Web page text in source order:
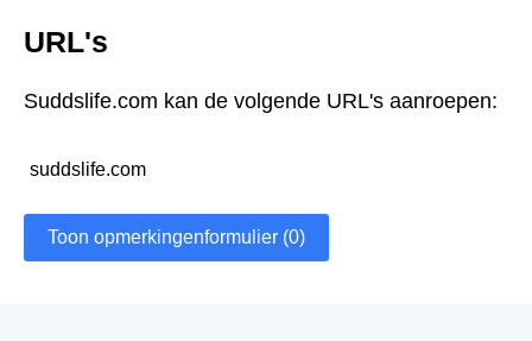
URL's
Suddslife.com kan de volgende URL's aanroepen:
suddslife.com
Toon opmerkingenformulier (0)